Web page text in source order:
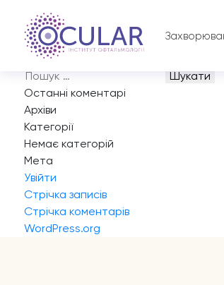
Доброго дня, цікавить діагностика
Навігація
записів
Previous: Запис на прийом
Next: Запис на прийом
Пошук:
Останні коментарі
Архіви
Категорії
Немає категорій
Мета
Увійти
Стрічка записів
Стрічка коментарів
WordPress.org